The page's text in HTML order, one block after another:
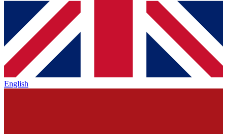
English